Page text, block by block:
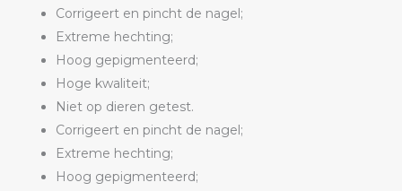
Corrigeert en pincht de nagel;
Extreme hechting;
Hoog gepigmenteerd;
Hoge kwaliteit;
Niet op dieren getest.
Corrigeert en pincht de nagel;
Extreme hechting;
Hoog gepigmenteerd;